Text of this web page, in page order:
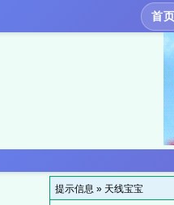
首页
提示信息 » 天线宝宝